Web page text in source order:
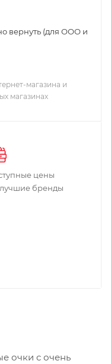
вернуть (для ООО и
магазина и
магазинах
цены
бренды
очки с очень